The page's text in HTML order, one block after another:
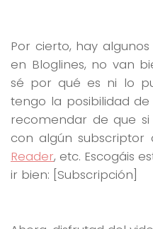
Por cierto, hay
en Bloglines, no van
sé por qué es ni lo
tengo la posibilidad
recomendar de que
con algún subscriptor
Reader, etc. Escogáis
ir bien: [Subscripción]